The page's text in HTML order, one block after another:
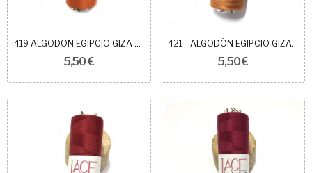
419 ALGODON EGIPCIO GIZA 60
5,50 €
421 - ALGODÓN EGIPCIO GIZA 60
5,50 €